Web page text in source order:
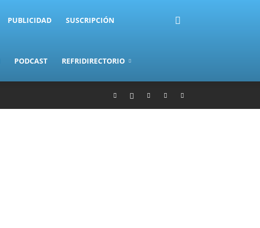
PUBLICIDAD SUSCRIPCIÓN
PODCAST REFRIDIRECTORIO